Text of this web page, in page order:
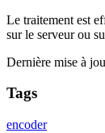
Le traitement est
sur le serveur ou
Dernière mise à
Tags
encoder